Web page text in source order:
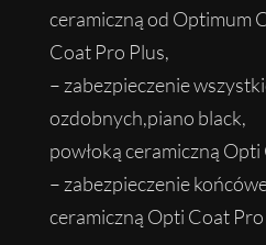
ceramiczną od Optimum
Coat Pro Plus,
– zabezpieczenie
ozdobnych,piano black,
powłoką ceramiczną
– zabezpieczenie
ceramiczną Opti Coat Pro